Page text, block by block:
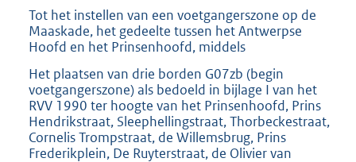
Tot het instellen van een voetgangerszone op de
Maaskade, het gedeelte tussen het Antwerpse
Hoofd en het Prinsenhoofd, middels
Het plaatsen van drie borden G07zb (begin
voetgangerszone) als bedoeld in bijlage I van het
RVV 1990 ter hoogte van het Prinsenhoofd, Prins
Hendrikstraat, Sleephellingstraat, Thorbeckestraat,
Cornelis Trompstraat, de Willemsbrug, Prins
Frederikplein, De Ruyterstraat, de Olivier van